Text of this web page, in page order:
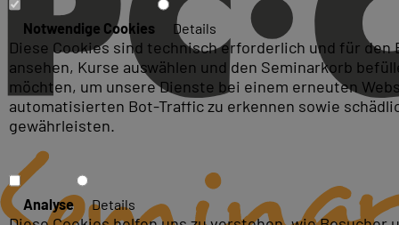
Kurse zum Thema: Aperture
Notwendige Cookies Details
Diese Cookies sind technisch erforderlich und für
ansehen, Kurse auswählen und den Seminarkorb
möchten, um unsere Dienste bei einem erneuten
automatisierten Bot-Traffic zu erkennen sowie
gewährleisten.
Analyse Details